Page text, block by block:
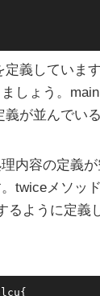
義していま
しょう。
が並んでい
内容の定義
twiceメソッ
るように定義